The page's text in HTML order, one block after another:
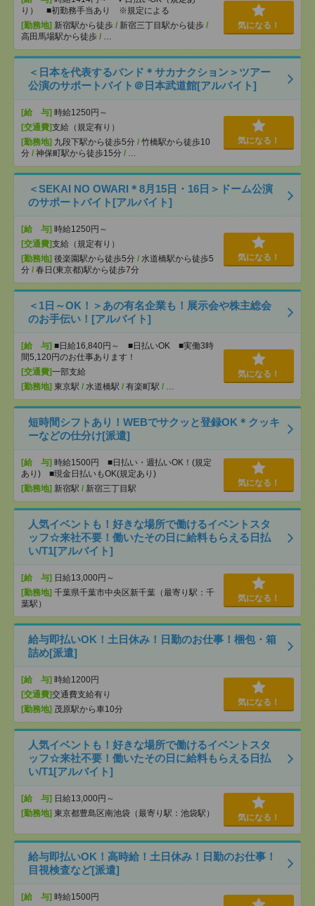
り） ■初勤務手当あり ※規定による
[勤務地] 新宿駅から徒歩 / 新宿三丁目駅から徒歩 /
高田馬場駅から徒歩 / …
気になる！
＜日本を代表するバンド＊サカナクション＞ツアー
公演のサポートバイト＠日本武道館[アルバイト]
[給 与] 時給1250円～
[交通費]支給（規定有り）
[勤務地] 九段下駅から徒歩5分 / 竹橋駅から徒歩10
分 / 神保町駅から徒歩15分 / …
気になる！
＜SEKAI NO OWARI＊8月15日・16日＞ドーム公演
のサポートバイト[アルバイト]
[給 与] 時給1250円～
[交通費]支給（規定有り）
[勤務地] 後楽園駅から徒歩5分 / 水道橋駅から徒歩5
分 / 春日(東京都)駅から徒歩7分
気になる！
＜1日～OK！＞あの有名企業も！展示会や株主総会
のお手伝い！[アルバイト]
[給 与] ■日給16,840円～ ■日払いOK ■実働3時
間5,120円のお仕事あります！
[交通費]一部支給
[勤務地] 東京駅 / 水道橋駅 / 有楽町駅 / …
気になる！
短時間シフトあり！WEBでサクッと登録OK＊クッキ
ーなどの仕分け[派遣]
[給 与] 時給1500円 ■日払い・週払いOK！(規定
あり) ■現金日払いもOK(規定あり)
[勤務地] 新宿駅 / 新宿三丁目駅
気になる！
人気イベントも！好きな場所で働けるイベントスタ
ッフ☆来社不要！働いたその日に給料もらえる日払
い/T1[アルバイト]
[給 与] 日給13,000円～
[勤務地] 千葉県千葉市中央区新千葉（最寄り駅：千
葉駅）
気になる！
給与即払いOK！土日休み！日勤のお仕事！梱包・箱
詰め[派遣]
[給 与] 時給1200円
[交通費]交通費支給有り
[勤務地] 茂原駅から車10分
気になる！
人気イベントも！好きな場所で働けるイベントスタ
ッフ☆来社不要！働いたその日に給料もらえる日払
い/T1[アルバイト]
[給 与] 日給13,000円～
[勤務地] 東京都豊島区南池袋（最寄り駅：池袋駅） 気になる！
給与即払いOK！高時給！土日休み！日勤のお仕事！
目視検査など[派遣]
[給 与] 時給1500円